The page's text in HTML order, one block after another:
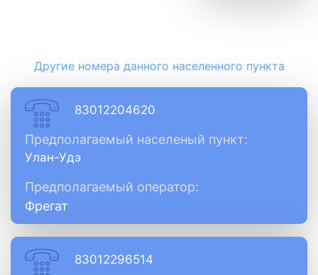
Другие номера данного населенного пункта
83012204620
Предполагаемый населеный пункт:
Улан-Удэ
Предполагаемый оператор:
Фрегат
83012296514